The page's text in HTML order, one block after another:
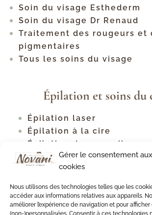
Gérer le consentement aux
cookies
Nous utilisons des technologies telles que les
accéder aux informations relatives aux appareils.
améliorer l’expérience de navigation et pour
(non-)personnalisées. Consentir à ces technologies
Soin du visage Esthederm
Soin du visage Dr Renaud
Traitement des rougeurs et
pigmentaires
Tous les soins du visage
Épilation et soins du
Épilation laser
Épilation à la cire
Épilation des sourcils
Tous les types d'épilation
Traitement contre la
Raffermissement corporel
Soins du cou et du
Soin du dos